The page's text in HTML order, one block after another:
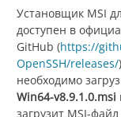
Установщик MSI
доступен в
GitHub (https://
OpenSSH/releases/
необходимо
Win64-v8.9.1.0.msi
загрузит MSI-